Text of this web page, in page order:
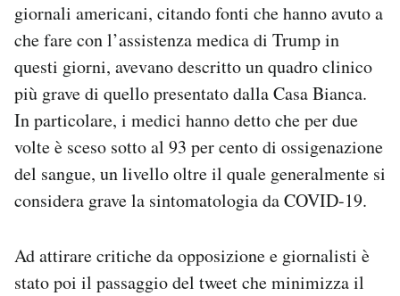
giornali americani, citando fonti che hanno avuto a
che fare con l’assistenza medica di Trump in
questi giorni, avevano descritto un quadro clinico
più grave di quello presentato dalla Casa Bianca.
In particolare, i medici hanno detto che per due
volte è sceso sotto al 93 per cento di ossigenazione
del sangue, un livello oltre il quale generalmente si
considera grave la sintomatologia da COVID-19.
Ad attirare critiche da opposizione e giornalisti è
stato poi il passaggio del tweet che minimizza il